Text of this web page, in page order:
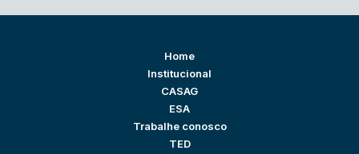
Home
Institucional
CASAG
ESA
Trabalhe conosco
TED